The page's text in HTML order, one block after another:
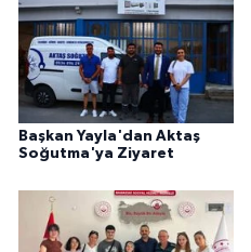
Başkan Yayla'dan Aktaş
Soğutma'ya Ziyaret